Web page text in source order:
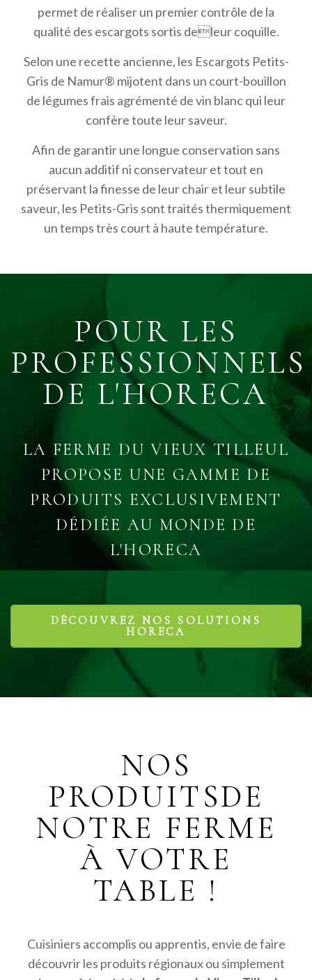
permet de réaliser un premier contrôle de la
qualité des escargots sortis deleur coquille.
Selon une recette ancienne, les Escargots Petits-
Gris de Namur® mijotent dans un court-bouillon
de légumes frais agrémenté de vin blanc qui leur
confère toute leur saveur.
Afin de garantir une longue conservation sans
aucun additif ni conservateur et tout en
préservant la finesse de leur chair et leur subtile
saveur, les Petits-Gris sont traités thermiquement
un temps très court à haute température.
POUR LES
PROFESSIONNELS
DE L'HORECA
LA FERME DU VIEUX TILLEUL
PROPOSE UNE GAMME DE
PRODUITS EXCLUSIVEMENT
DÉDIÉE AU MONDE DE
L'HORECA
DÉCOUVREZ NOS SOLUTIONS
HORECA
NOS
PRODUITSDE
NOTRE FERME
À VOTRE
TABLE !
Cuisiniers accomplis ou apprentis, envie de faire
découvrir les produits régionaux ou simplement